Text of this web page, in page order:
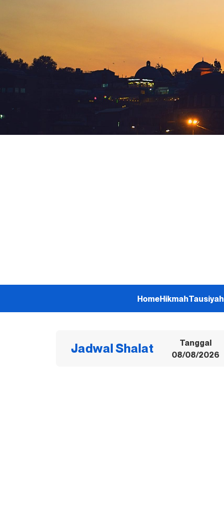
HomeHikmahTausiyah
Jadwal Shalat
Tanggal
08/08/2026